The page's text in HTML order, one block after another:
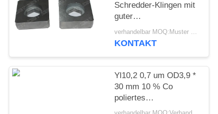
Schredder-Klingen mit
guter
Verschleißfestigkeit
verhandelbar MOQ:Muster werden angenommen
KONTAKT
Yl10,2 0,7 um OD3,9 *
30 mm 10 % Co
poliertes
Wolframkarbid mit